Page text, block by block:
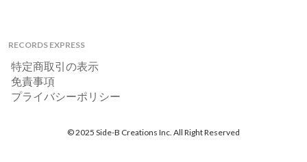
RECORDS EXPRESS
特定商取引の表示
免責事項
プライバシーポリシー
© 2025 Side-B Creations Inc. All Right Reserved